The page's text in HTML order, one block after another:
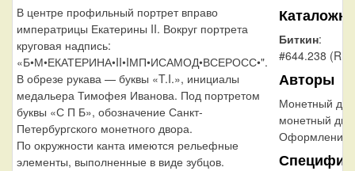
В центре профильный портрет вправо
императрицы Екатерины II. Вокруг портрета
круговая надпись:
«Б•М•ЕКАТЕРИНА•II•IМП•ИСАМОД•ВСЕРОСС•".
В обрезе рукава — буквы «T.I.», инициалы
медальера Тимофея Иванова. Под портретом
буквы «С П Б», обозначение Санкт-
Петербургского монетного двора.
По окружности канта имеются рельефные
элементы, выполненные в виде зубцов.
Биткин:
#644.238
Авторы
Монетный
монетный
Оформление